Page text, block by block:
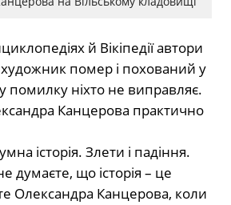
й Вікіпедії автори
помер і похований у
помилку ніхто не виправляє.
Канцерова практично
історія. Злети і падіння.
думаєте, що історія – це
Олександра Канцерова, коли